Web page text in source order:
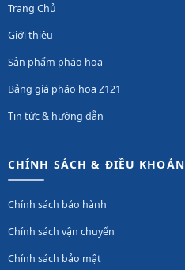
Trang Chủ
Giới thiệu
Sản phẩm pháo hoa
Bảng giá pháo hoa Z121
Tin tức & hướng dẫn
CHÍNH SÁCH & ĐIỀU KHOẢN
Chính sách bảo hành
Chính sách vận chuyển
Chính sách bảo mật